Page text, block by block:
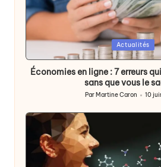
Posted
Actualités
Économies en ligne : 7 erreurs
sans que vous le
Par Martine Caron 10